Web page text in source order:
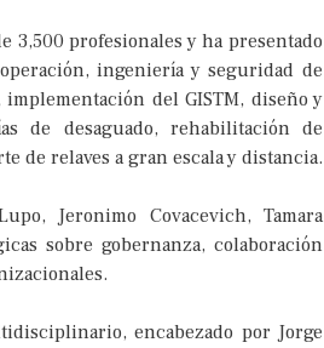
3,500 profesionales y ha presentado
ingeniería y seguridad de
del GISTM, diseño y
de desaguado, rehabilitación de
de relaves a gran escala y distancia.
Jeronimo Covacevich, Tamara
sobre gobernanza, colaboración
encabezado por Jorge